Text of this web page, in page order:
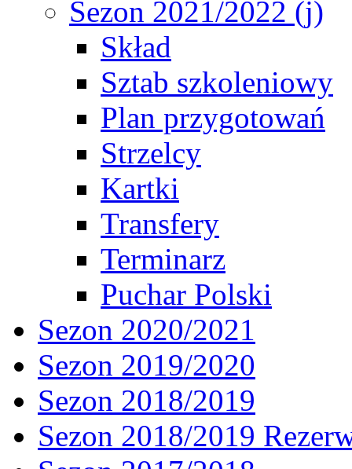
Sezon 2021/2022 (j)
Skład
Sztab szkoleniowy
Plan przygotowań
Strzelcy
Kartki
Transfery
Terminarz
Puchar Polski
Sezon 2020/2021
Sezon 2019/2020
Sezon 2018/2019
Sezon 2018/2019